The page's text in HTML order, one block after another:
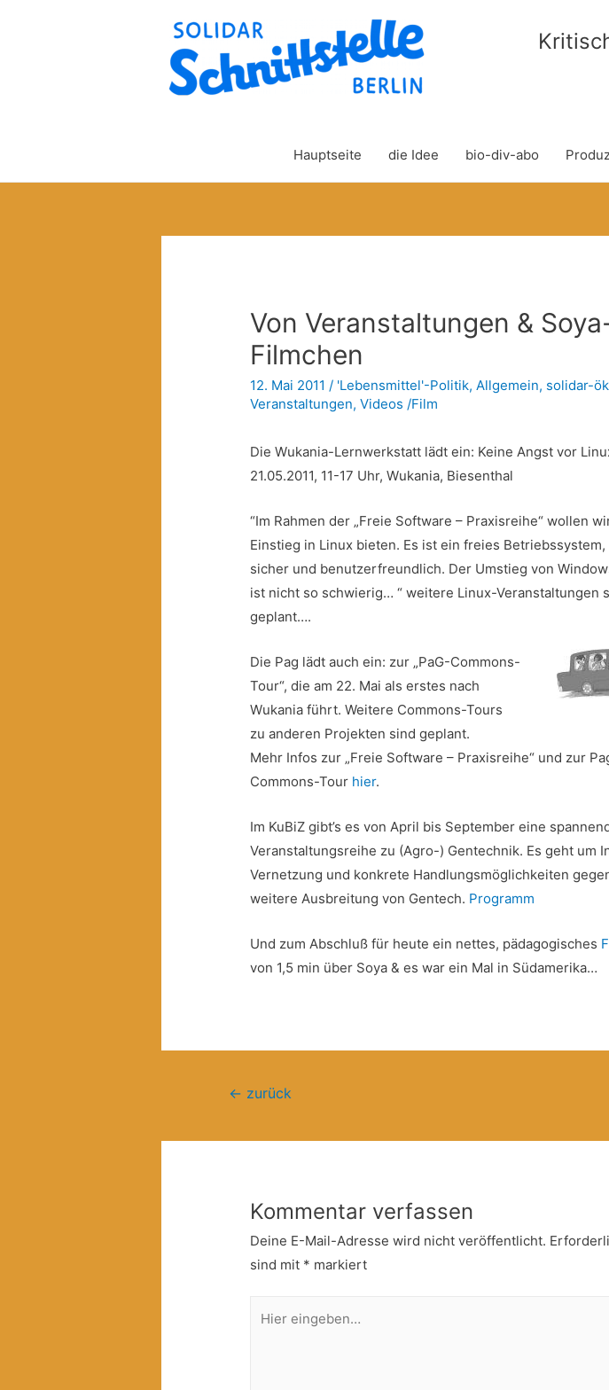
Hauptseite die Idee bio-div-abo
Von Veranstaltungen &
Filmchen
12. Mai 2011 / 'Lebensmittel'-Politik,Allgemein, solidar-
Veranstaltungen,Videos /Film
Die Wukania-Lernwerkstatt lädt ein: Keine Angst vor
21.05.2011, 11-17 Uhr, Wukania, Biesenthal
“Im Rahmen der „Freie Software – Praxisreihe“ wollen
Einstieg in Linux bieten. Es ist ein freies
sicher und benutzerfreundlich. Der Umstieg von
ist nicht so schwierig… “ weitere Linux-Veranstaltungen
geplant….
Die Pag lädt auch ein: zur „PaG-Commons-
Tour“, die am 22. Mai als erstes nach
Wukania führt. Weitere Commons-Tours
zu anderen Projekten sind geplant.
Mehr Infos zur „Freie Software – Praxisreihe“ und zur
Commons-Tour hier.
Im KuBiZ gibt’s es von April bis September eine
Veranstaltungsreihe zu (Agro-) Gentechnik. Es geht um
Vernetzung und konkrete Handlungsmöglichkeiten
weitere Ausbreitung von Gentech. Programm
Und zum Abschluß für heute ein nettes, pädagogisches
von 1,5 min über Soya & es war ein Mal in Südamerika…
Beitragsnavigation
← zurück
Kommentar verfassen
Deine E-Mail-Adresse wird nicht veröffentlicht.
sind mit * markiert
eingeben…